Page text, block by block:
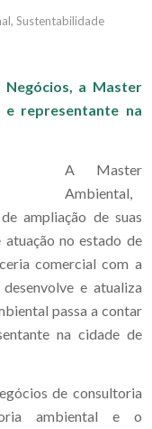
, Sustentabilidade
Negócios, a Master
representante na
A Master
Ambiental,
ampliação de suas
atuação no estado de
comercial com a
e atualiza
passa a contar
na cidade de
de consultoria
ambiental e o